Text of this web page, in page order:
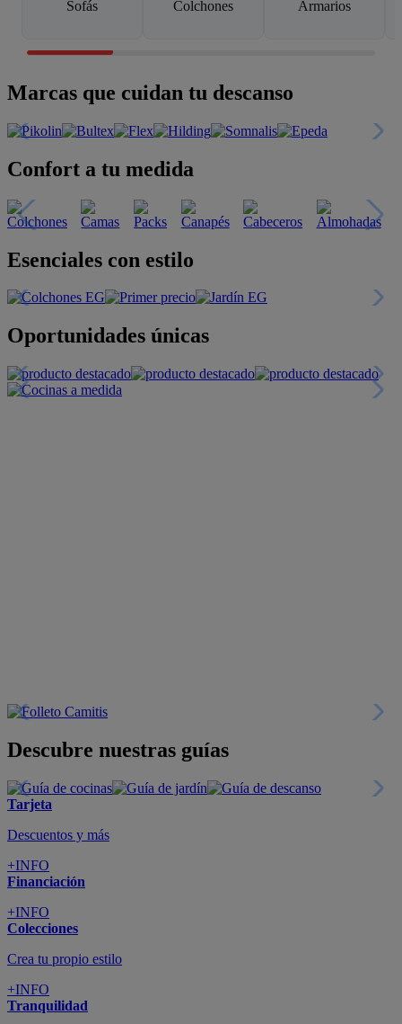
Sofás Colchones Armarios
Marcas que cuidan tu descanso
Confort a tu medida
Esenciales con estilo
Oportunidades únicas
Descubre nuestras guías
Tarjeta
Descuentos y más
+INFO
Financiación
+INFO
Colecciones
Crea tu propio estilo
+INFO
Tranquilidad